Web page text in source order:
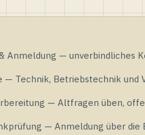
Anmeldung — unverbindliches
— Technik, Betriebstechnik und
— Altfragen üben,
— Anmeldung über die